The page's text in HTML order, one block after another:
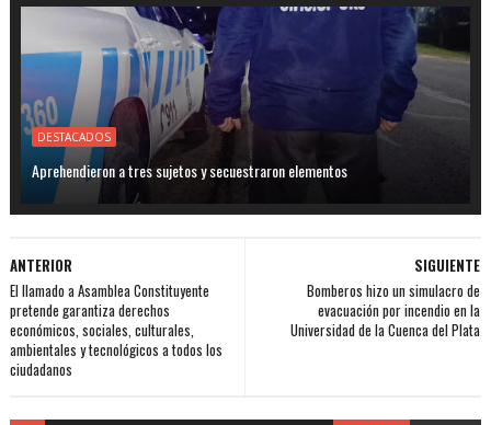
DESTACADOS
Aprehendieron a tres sujetos y secuestraron elementos
SIGUIENTE
Bomberos hizo un simulacro de
evacuación por incendio en la
Universidad de la Cuenca del Plata
ANTERIOR
El llamado a Asamblea Constituyente
pretende garantiza derechos
económicos, sociales, culturales,
ambientales y tecnológicos a todos los
ciudadanos